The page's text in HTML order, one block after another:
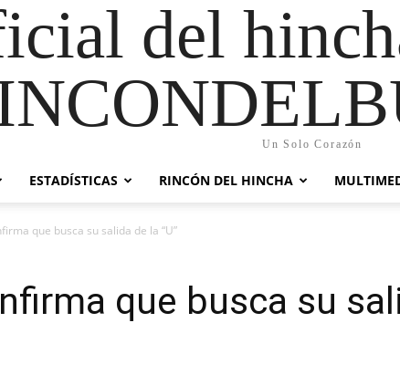
del
Un Solo Corazón
ESTADÍSTICAS RINCÓN DEL HINCHA
que busca su salida de la “U”
que busca su